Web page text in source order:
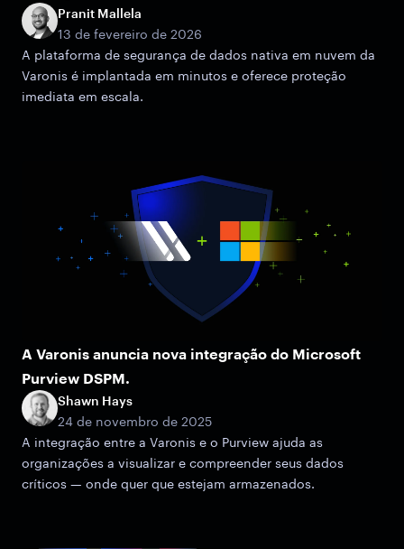
Pranit Mallela
13 de fevereiro de 2026
A plataforma de segurança de dados nativa em nuvem da
Varonis é implantada em minutos e oferece proteção
imediata em escala.
A Varonis anuncia nova integração do Microsoft
Purview DSPM.
Shawn Hays
24 de novembro de 2025
A integração entre a Varonis e o Purview ajuda as
organizações a visualizar e compreender seus dados
críticos — onde quer que estejam armazenados.